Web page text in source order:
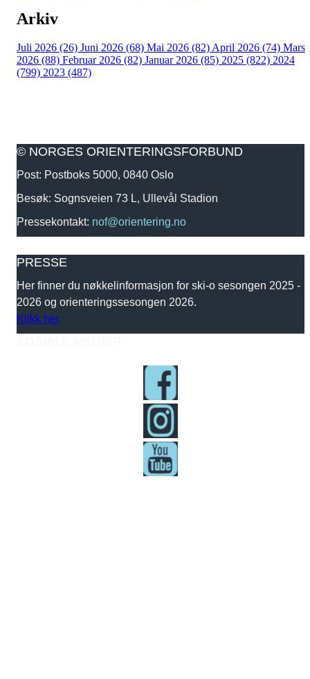
Arkiv
Juli 2026 (26) Juni 2026 (68) Mai 2026 (82)April 2026 (74) Mars
2026 (88) Februar 2026 (82) Januar 2026 (85) 2025 (822) 2024
(799) 2023 (487)
© NORGES ORIENTERINGSFORBUND
Post: Postboks 5000, 0840 Oslo
Besøk: Sognsveien 73 L, Ullevål Stadion
Pressekontakt: nof@orientering.no
PRESSE
Her finner du nøkkelinformasjon for ski-o sesongen 2025 -
2026 og orienteringssesongen 2026.
Klikk her